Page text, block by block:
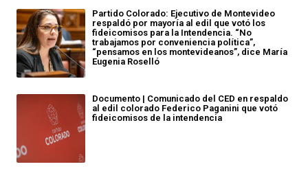
Partido Colorado: Ejecutivo de Montevideo
respaldó por mayoría al edil que votó los
fideicomisos para la Intendencia. “No
trabajamos por conveniencia política”,
“pensamos en los montevideanos”, dice María
Eugenia Roselló
Documento | Comunicado del CED en respaldo
al edil colorado Federico Paganini que votó
fideicomisos de la intendencia